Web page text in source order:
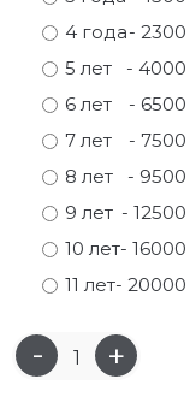
Самшит
Спирея
Шиповник
Юкка
Малиновое
Облепиха
Орех
Сливы
Кизил
Малина
Облепиха
От
Мускусные
Парковые
Плетистые
разноцветные
4 года- 2300
5 лет
- 4000
6 лет
- 6500
7 лет
- 7500
8 лет
- 9500
9 лет - 12500
10 лет- 16000
11 лет- 20000